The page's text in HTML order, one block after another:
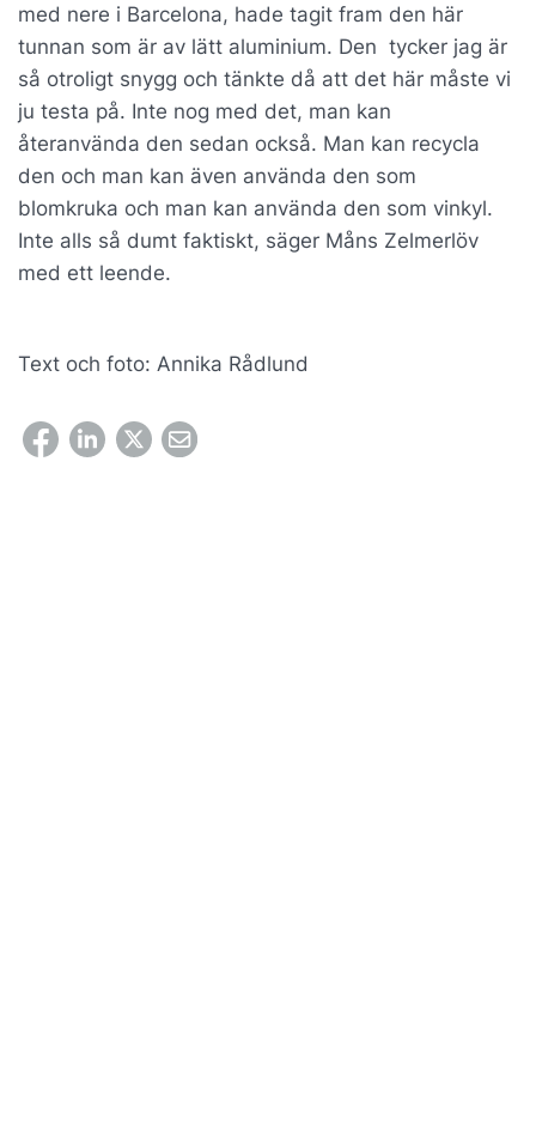
med nere i Barcelona, hade tagit fram den här
tunnan som är av lätt aluminium. Den tycker jag är
så otroligt snygg och tänkte då att det här måste vi
ju testa på. Inte nog med det, man kan
återanvända den sedan också. Man kan recycla
den och man kan även använda den som
blomkruka och man kan använda den som vinkyl.
Inte alls så dumt faktiskt, säger Måns Zelmerlöv
med ett leende.
Text och foto: Annika Rådlund